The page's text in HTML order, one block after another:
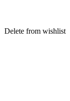
Delete from wishlist